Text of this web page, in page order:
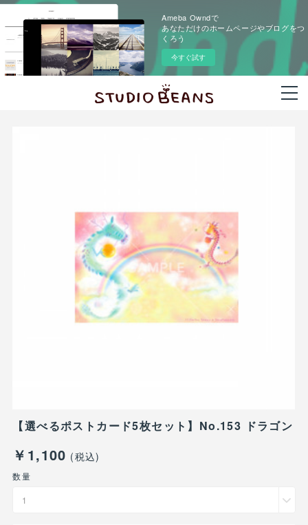
Ameba Owndで
あなただけのホームページやブログをつ
くろう
今すぐ試す
【選べるポストカード5枚セット】No.153 ドラゴン
￥1,100 (税込)
数量
1